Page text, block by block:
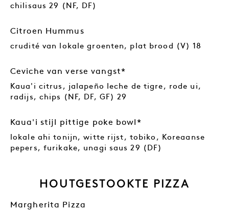
chilisaus 29 (NF, DF)
Citroen Hummus
crudité van lokale groenten, plat brood (V) 18
Ceviche van verse vangst*
Kaua'i citrus, jalapeño leche de tigre, rode ui,
radijs, chips (NF, DF, GF) 29
Kaua'i stijl pittige poke bowl*
lokale ahi tonijn, witte rijst, tobiko, Koreaanse
pepers, furikake, unagi saus 29 (DF)
HOUTGESTOOKTE PIZZA
Margherita Pizza